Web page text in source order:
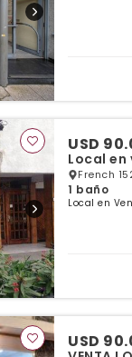
USD
Local en
French
1 baño
Local en
USD